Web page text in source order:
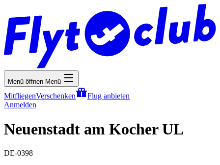
Menü öffnen Menü
MitfliegenVerschenken
Flug anbieten
Anmelden
Neuenstadt am Kocher UL
DE-0398